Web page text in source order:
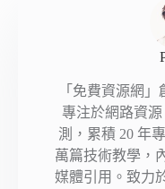
「免費資源網
專注於網路資
測，累積 20 年
萬篇技術教學，
媒體引用。致力